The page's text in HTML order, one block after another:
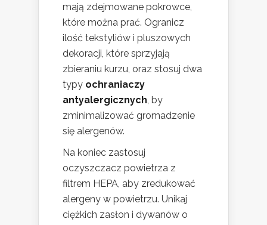
mają zdejmowane pokrowce,
które można prać. Ogranicz
ilość tekstyliów i pluszowych
dekoracji, które sprzyjają
zbieraniu kurzu, oraz stosuj dwa
typy ochraniaczy
antyalergicznych, by
zminimalizować gromadzenie
się alergenów.
Na koniec zastosuj
oczyszczacz powietrza z
filtrem HEPA, aby zredukować
alergeny w powietrzu. Unikaj
ciężkich zasłon i dywanów o